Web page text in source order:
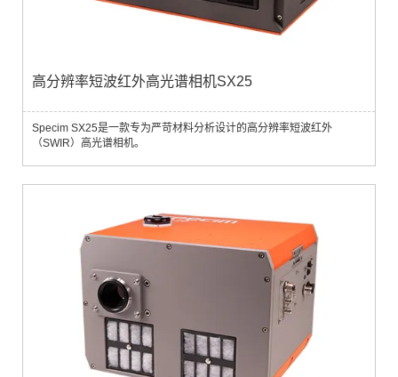
高分辨率短波红外高光谱相机SX25
Specim SX25是一款专为严苛材料分析设计的高分辨率短波红外
（SWIR）高光谱相机。